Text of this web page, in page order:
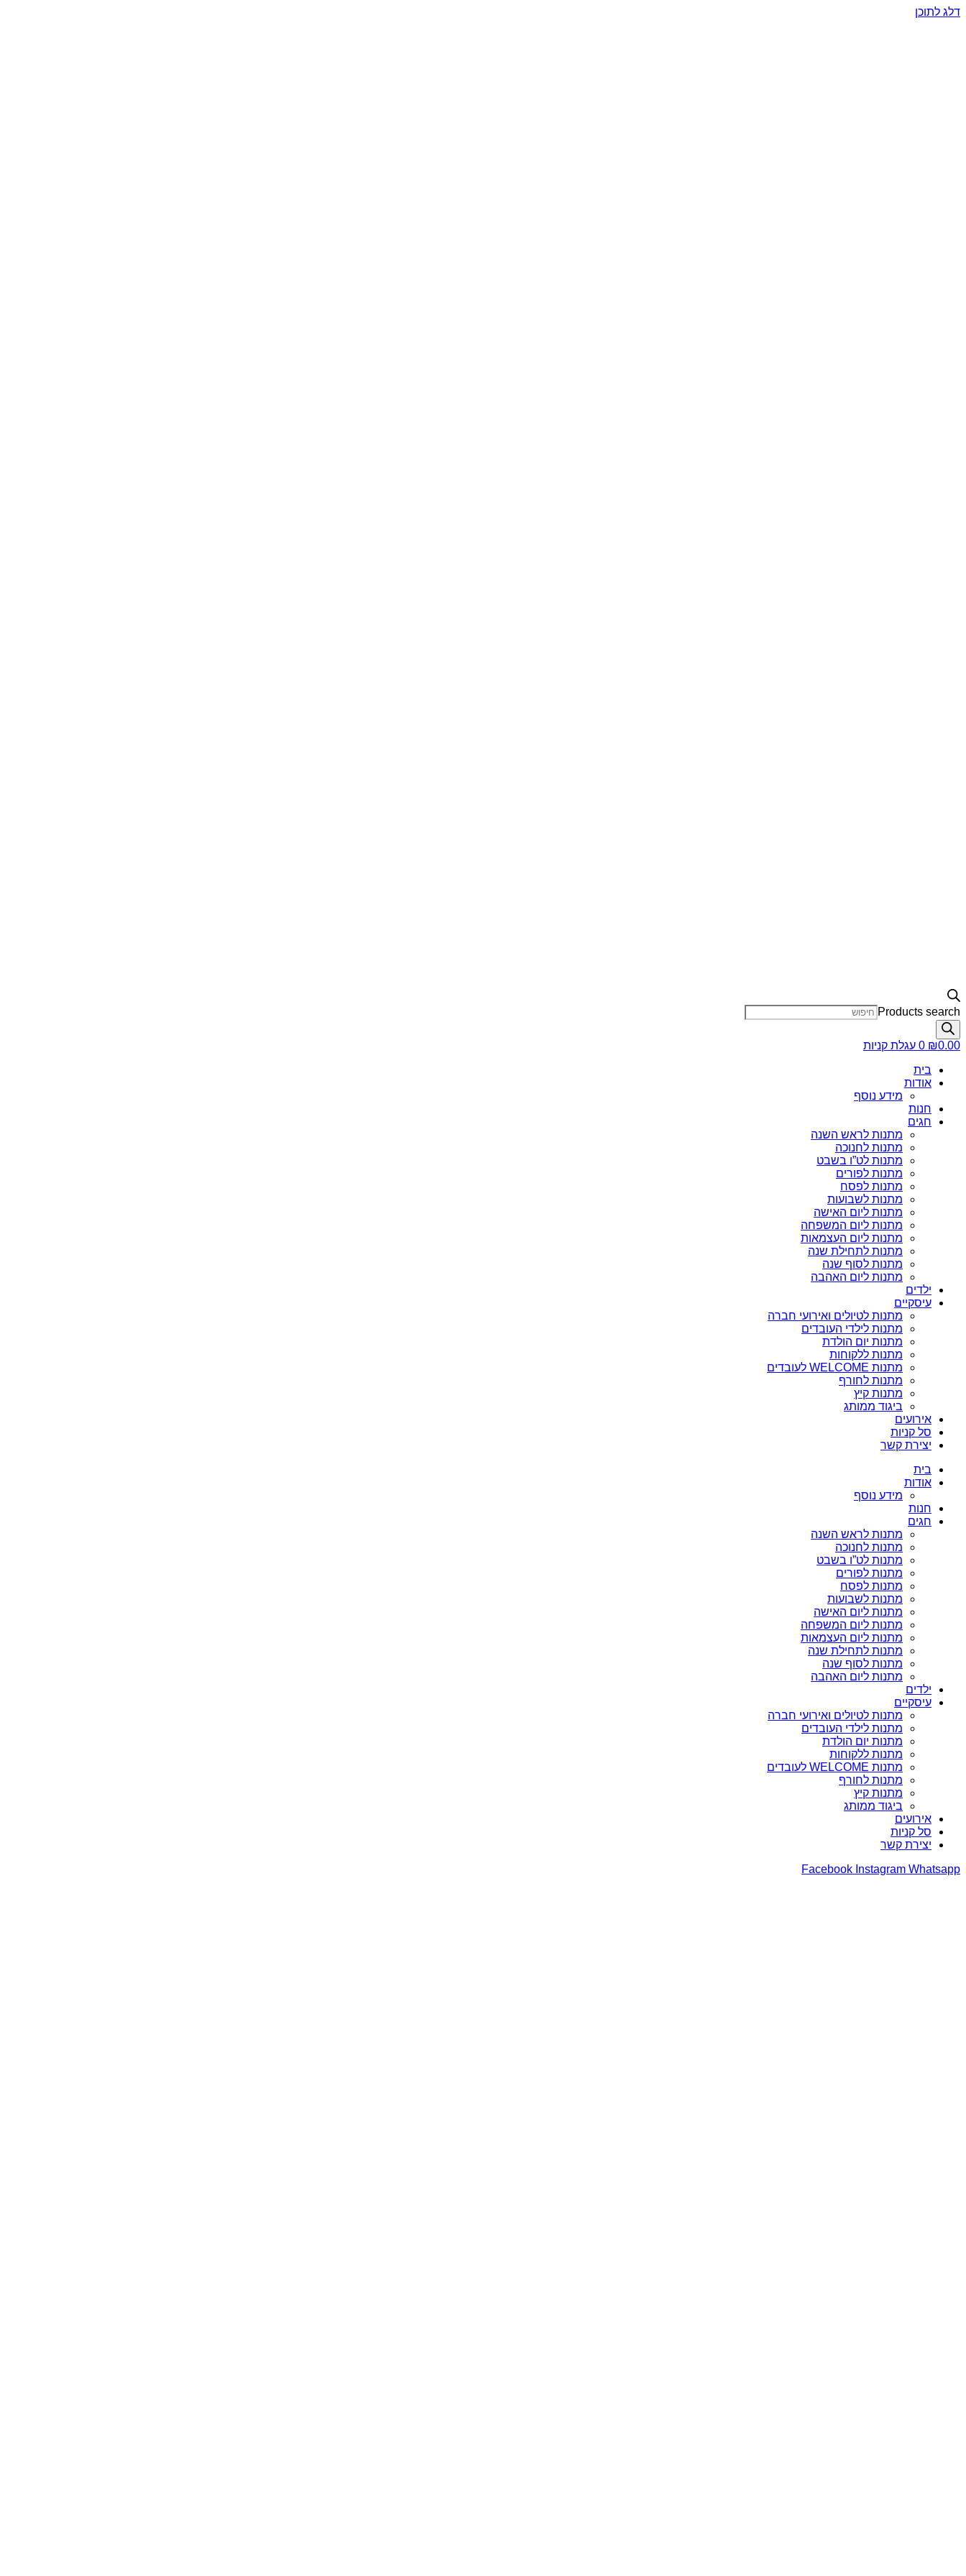
דלג לתוכן
Products search
₪0.00
0 עגלת קניות
בית
אודות
מידע נוסף
חנות
חגים
מתנות לראש השנה
מתנות לחנוכה
מתנות לט”ו בשבט
מתנות לפורים
מתנות לפסח
מתנות לשבועות
מתנות ליום האישה
מתנות ליום המשפחה
מתנות ליום העצמאות
מתנות לתחילת שנה
מתנות לסוף שנה
מתנות ליום האהבה
ילדים
עיסקיים
מתנות לטיולים ואירועי חברה
מתנות לילדי העובדים
מתנות יום הולדת
מתנות ללקוחות
מתנות WELCOME לעובדים
מתנות לחורף
מתנות קיץ
ביגוד ממותג
אירועים
סל קניות
יצירת קשר
בית
אודות
מידע נוסף
חנות
חגים
מתנות לראש השנה
מתנות לחנוכה
מתנות לט”ו בשבט
מתנות לפורים
מתנות לפסח
מתנות לשבועות
מתנות ליום האישה
מתנות ליום המשפחה
מתנות ליום העצמאות
מתנות לתחילת שנה
מתנות לסוף שנה
מתנות ליום האהבה
ילדים
עיסקיים
מתנות לטיולים ואירועי חברה
מתנות לילדי העובדים
מתנות יום הולדת
מתנות ללקוחות
מתנות WELCOME לעובדים
מתנות לחורף
מתנות קיץ
ביגוד ממותג
אירועים
סל קניות
יצירת קשר
Facebook Instagram Whatsapp